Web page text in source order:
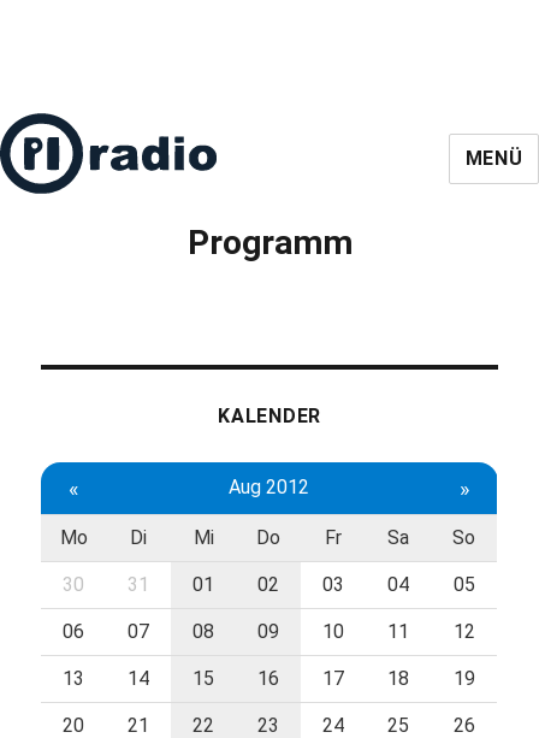
MENÜ
Programm
KALENDER
« Aug 2012 »
Mo Di Mi Do Fr Sa So
30 31 01 02 03 04 05
06 07 08 09 10 11 12
13 14 15 16 17 18 19
20 21 22 23 24 25 26